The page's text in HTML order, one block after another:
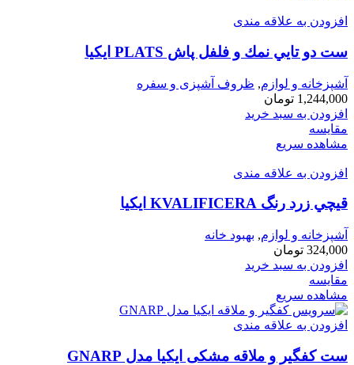
افزودن به علاقه مندی
ست دو تايي نمك و فلفل پاش PLATS ايكيا
آشپزخانه و لوازم, ظروف آشپزی و سفره
1,244,000 تومان
افزودن به سبد خرید
مقایسه
مشاهده سریع
افزودن به علاقه مندی
قيچي زرد رنگ KVALIFICERA ايكيا
آشپزخانه و لوازم, بهبود خانه
324,000 تومان
افزودن به سبد خرید
مقایسه
مشاهده سریع
افزودن به علاقه مندی
ست کفگیر و ملاقه مشکی ایکیا مدل GNARP